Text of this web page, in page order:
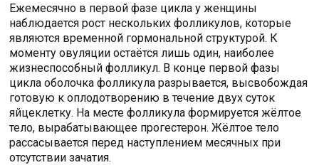
Ежемесячно в первой фазе цикла у женщины
наблюдается рост нескольких фолликулов, которые
являются временной гормональной структурой. К
моменту овуляции остаётся лишь один, наиболее
жизнеспособный фолликул. В конце первой фазы
цикла оболочка фолликула разрывается, высвобождая
готовую к оплодотворению в течение двух суток
яйцеклетку. На месте фолликула формируется жёлтое
тело, вырабатывающее прогестерон. Жёлтое тело
рассасывается перед наступлением месячных при
отсутствии зачатия.